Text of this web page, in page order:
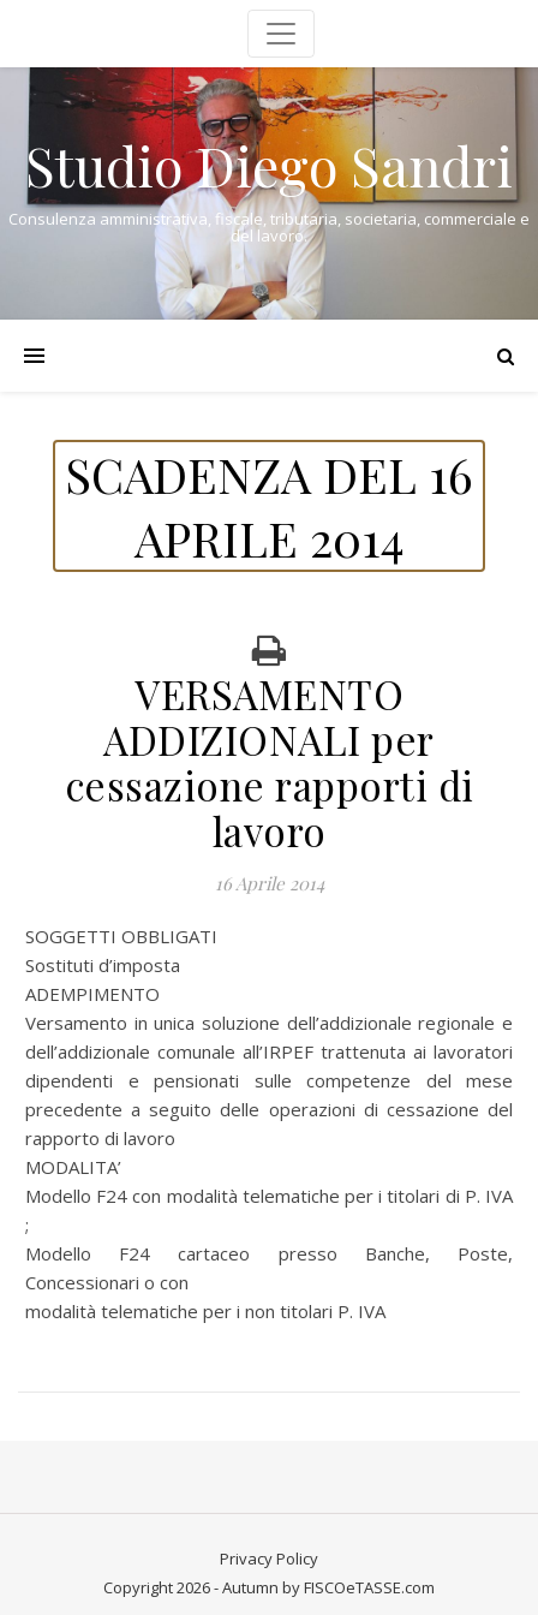
Studio Diego Sandri
Consulenza amministrativa, fiscale, tributaria, societaria, commerciale e
del lavoro.
SCADENZA DEL 16
APRILE 2014
VERSAMENTO
ADDIZIONALI per
cessazione rapporti di
lavoro
16 Aprile 2014
SOGGETTI OBBLIGATI
Sostituti d’imposta
ADEMPIMENTO
Versamento in unica soluzione dell’addizionale regionale e
dell’addizionale comunale all’IRPEF trattenuta ai lavoratori
dipendenti e pensionati sulle competenze del mese
precedente a seguito delle operazioni di cessazione del
rapporto di lavoro
MODALITA’
Modello F24 con modalità telematiche per i titolari di P. IVA
;
Modello F24 cartaceo presso Banche, Poste,
Concessionari o con
modalità telematiche per i non titolari P. IVA
Privacy Policy
Copyright 2026 - Autumn by FISCOeTASSE.com